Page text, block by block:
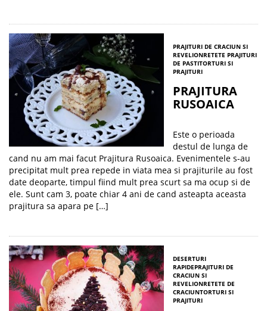
PRAJITURI DE CRACIUN SI
REVELIONRETETE PRAJITURI
DE PASTITORTURI SI
PRAJITURI
PRAJITURA
RUSOAICA
Este o perioada
destul de lunga de
cand nu am mai facut Prajitura Rusoaica. Evenimentele s-au
precipitat mult prea repede in viata mea si prajiturile au fost
date deoparte, timpul fiind mult prea scurt sa ma ocup si de
ele. Sunt cam 3, poate chiar 4 ani de cand asteapta aceasta
prajitura sa apara pe […]
DESERTURI
RAPIDEPRAJITURI DE
CRACIUN SI
REVELIONRETETE DE
CRACIUNTORTURI SI
PRAJITURI